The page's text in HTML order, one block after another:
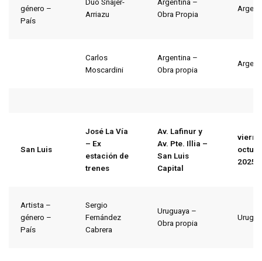
género –
País
Dúo Snajer-
Arriazu
Argentina –
Obra Propia
Carlos
Moscardini
Argentina –
Obra propia
San Luis
José La Vía
– Ex
estación de
trenes
Av. Lafinur y
Av. Pte. Illia –
San Luis
Capital
2025
Artista –
género –
País
Sergio
Fernández
Cabrera
Uruguaya –
Obra propia